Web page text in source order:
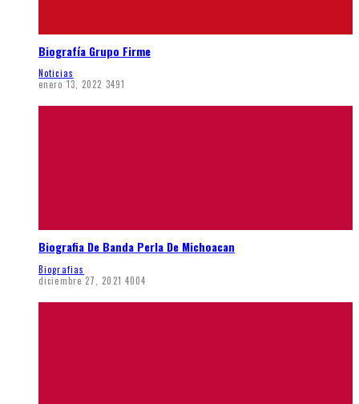
Biografía Grupo Firme
Noticias
enero 13, 2022 3491
Biografia De Banda Perla De Michoacan
Biografias
diciembre 27, 2021 4004